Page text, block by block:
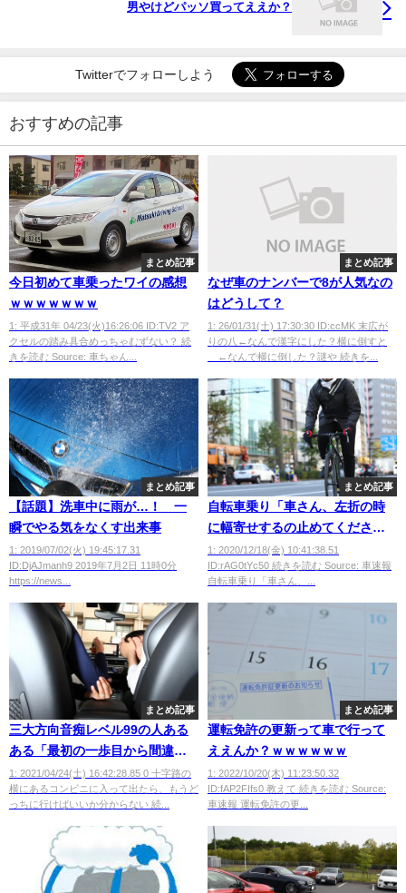
男やけどパッソ買ってええか？
Twitterでフォローしよう
おすすめの記事
まとめ記事
今日初めて車乗ったワイの感想
ｗｗｗｗｗｗｗ
1: 平成31年 04/23(火)16:26:06 ID:TV2 ア
クセルの踏み具合めっちゃむずない？ 続
きを読む Source: 車ちゃん...
まとめ記事
なぜ車のナンバーで8が人気なの
はどうして？
1: 26/01/31(土) 17:30:30 ID:ccMK 末広が
りの八←なんで漢字にした？横に倒すと
∞←なんで横に倒した？謎や 続きを...
まとめ記事
【話題】洗車中に雨が…！ 一
瞬でやる気をなくす出来事
1: 2019/07/02(火) 19:45:17.31
ID:DjAJmanh9 2019年7月2日 11時0分
https://news...
まとめ記事
自転車乗り「車さん、左折の時
に幅寄せするの止めてください
😭」
1: 2020/12/18(金) 10:41:38.51
ID:rAG0tYc50 続きを読む Source: 車速報
自転車乗り「車さん、...
まとめ記事
三大方向音痴レベル99の人ある
ある「最初の一歩目から間違え
る」「カーナビに絶対的な信
頼」「立体駐車場から出れな
い」あと１つは？
1: 2021/04/24(土) 16:42:28.85 0 十字路の
横にあるコンビニに入って出たら、もうど
っちに行けばいいか分からない 続...
まとめ記事
運転免許の更新って車で行って
ええんか？ｗｗｗｗｗｗ
1: 2022/10/20(木) 11:23:50.32
ID:fAP2FIfs0 教えて 続きを読む Source:
車速報 運転免許の更...